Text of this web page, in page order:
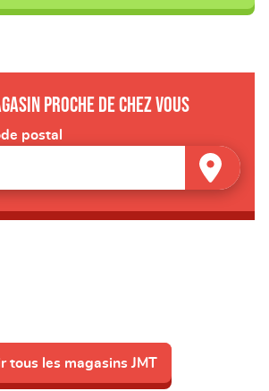
proche de chez vous
postal
tous les magasins JMT